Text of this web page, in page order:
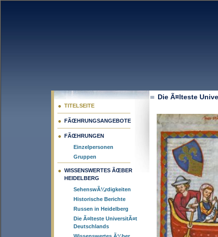
TITELSEITE
FÃŒHRUNGSANGEBOTE
FÃŒHRUNGEN
Einzelpersonen
Gruppen
WISSENSWERTES ÃŒBER
HEIDELBERG
SehenswÃ¼rdigkeiten
Historische Berichte
Russen in Heidelberg
Die Ã¤lteste UniversitÃ¤t
Deutschlands
Die Ã¤lteste